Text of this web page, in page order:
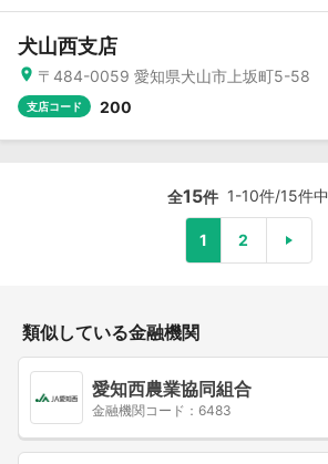
犬山西支店
〒484-0059 愛知県犬山市上坂町5-58
支店コード 200
全15件 1-10件/15件中
1 2
類似している金融機関
愛知西農業協同組合
金融機関コード：6483